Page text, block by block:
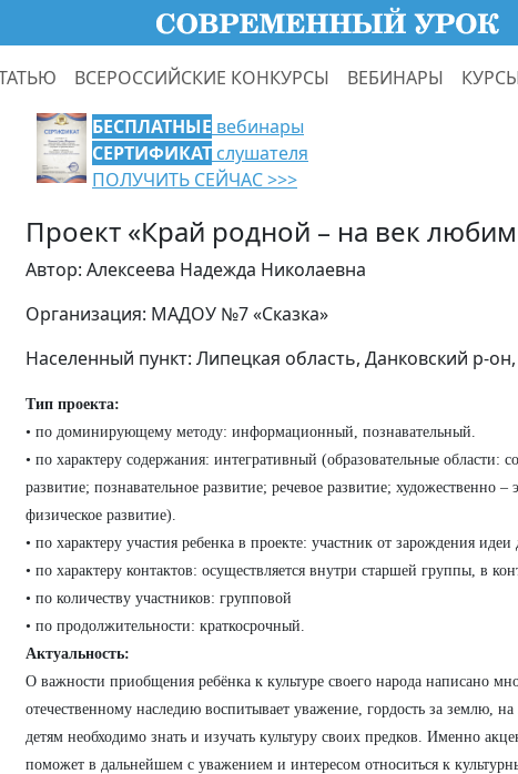
ВСЕРОССИЙСКИЕ КОНКУРСЫ ВЕБИНАРЫ
БЕСПЛАТНЫЕ вебинары
СЕРТИФИКАТ слушателя
ПОЛУЧИТЬ СЕЙЧАС >>>
Проект «Край родной – на век
Автор: Алексеева Надежда Николаевна
Организация: МАДОУ №7 «Сказка»
Населенный пункт: Липецкая область, Данковский р-
Тип проекта:
• по доминирующему методу: информационный, познавательный.
• по характеру содержания: интегративный (образовательные области:
развитие; познавательное развитие; речевое развитие; художественно –
физическое развитие).
• по характеру участия ребенка в проекте: участник от зарождения идеи
• по характеру контактов: осуществляется внутри старшей группы, в
• по количеству участников: групповой
• по продолжительности: краткосрочный.
Актуальность:
О важности приобщения ребёнка к культуре своего народа написано
отечественному наследию воспитывает уважение, гордость за землю,
детям необходимо знать и изучать культуру своих предков. Именно
поможет в дальнейшем с уважением и интересом относиться к